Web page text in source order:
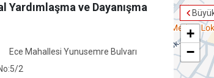
+
−
Yardımlaşma ve Dayanışma
Ece Mahallesi Yunusemre Bulvarı
2